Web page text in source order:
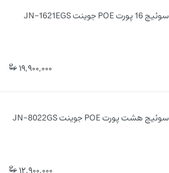
سوئیچ 16 پورت POE جوینت JN-1621EGS
19,900,000
سوئیچ هشت پورت POE جوینت JN-8022GS